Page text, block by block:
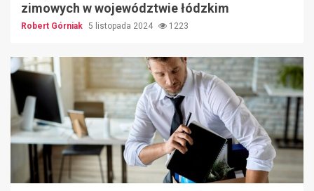
zimowych w województwie łódzkim
Robert Górniak 5 listopada 2024 1223